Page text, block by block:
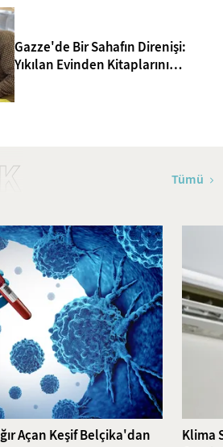
Gazze'de Bir Sahafın Direnişi:
Yıkılan Evinden Kitaplarını
Tümü
Açan Keşif Belçika'dan
Klima